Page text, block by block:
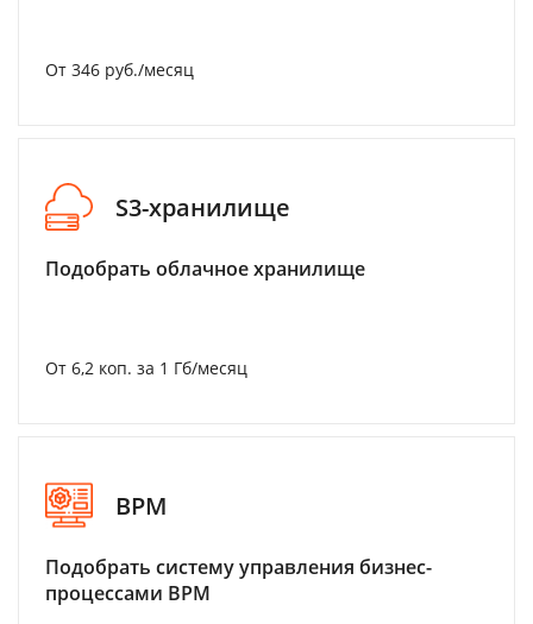
От 346 руб./месяц
S3-хранилище
Подобрать облачное хранилище
От 6,2 коп. за 1 Гб/месяц
BPM
Подобрать систему управления бизнес-
процессами BPM